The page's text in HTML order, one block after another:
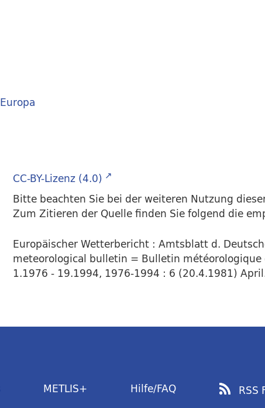
Europa
CC-BY-Lizenz (4.0)
Bitte beachten Sie bei der weiteren Nutzung
Zum Zitieren der Quelle finden Sie folgend die
Europäischer Wetterbericht : Amtsblatt d.
meteorological bulletin = Bulletin
1.1976 - 19.1994, 1976-1994 : 6 (20.4.1981)
METLIS+ Hilfe/FAQ RSS